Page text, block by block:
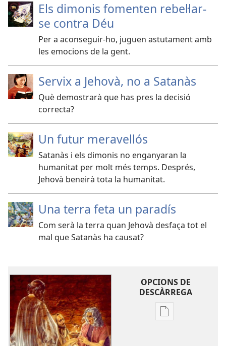
Els dimonis fomenten rebeŀlar-
se contra Déu
Per a aconseguir-ho, juguen astutament amb
les emocions de la gent.
Servix a Jehovà, no a Satanàs
Què demostrarà que has pres la decisió
correcta?
Un futur meravellós
Satanàs i els dimonis no enganyaran la
humanitat per molt més temps. Després,
Jehovà beneirà tota la humanitat.
Una terra feta un paradís
Com serà la terra quan Jehovà desfaça tot el
mal que Satanàs ha causat?
OPCIONS DE
DESCÀRREGA
Opcions